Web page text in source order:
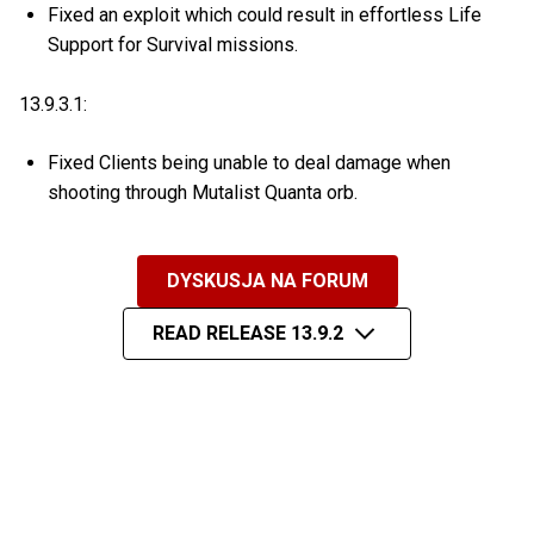
Fixed an exploit which could result in effortless Life
Support for Survival missions.
13.9.3.1:
Fixed Clients being unable to deal damage when
shooting through Mutalist Quanta orb.
DYSKUSJA NA FORUM
READ RELEASE 13.9.2